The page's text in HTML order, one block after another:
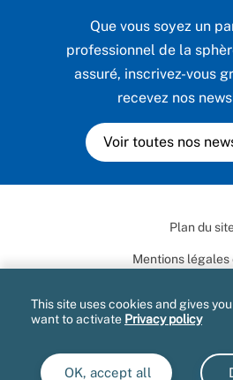
Que vous soyez un
professionnel de la
assuré, inscrivez-vous
recevez nos
Voir toutes nos
Plan du
Mentions légales
Marchés
Accessibilité :
This site uses cookies and gives
want to activate Privacy policy
OK, accept all